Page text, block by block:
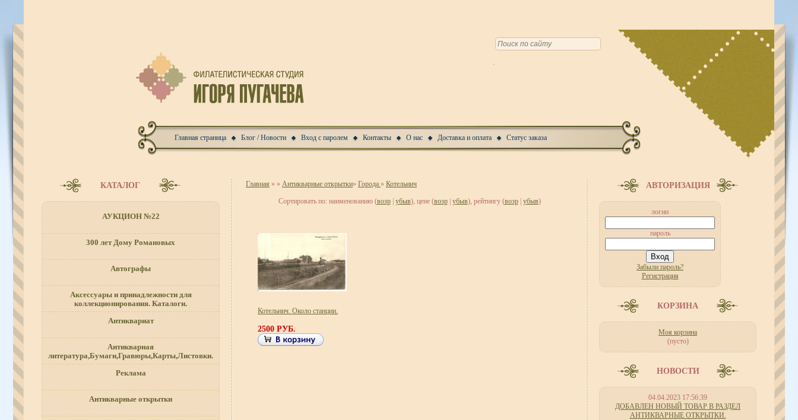
Главная страница Блог / Новости Вход с паролем Контакты О нас Доставка и оплата Статус заказа
КАТАЛОГ
АУКЦИОН №22
300 лет Дому Романовых
Автографы
Аксессуары и принадлежности для
коллекционирования. Каталоги.
Антиквариат
Антикварная
литература,Бумаги,Гравюры,Карты,Листовки.
Реклама
Антикварные открытки
Главная » » Антикварные открытки» Города » Котельнич
Сортировать по: наименованию (возр| убыв), цене (возр| убыв), рейтингу (возр| убыв)
Котельнич. Около станции.
2500 РУБ.
АВТОРИЗАЦИЯ
логин
пароль
Забыли пароль?
Регистрация
КОРЗИНА
Моя корзина
(пусто)
НОВОСТИ
04.04.2023 17:56:39
ДОБАВЛЕН НОВЫЙ ТОВАР В РАЗДЕЛ
АНТИКВАРНЫЕ ОТКРЫТКИ.